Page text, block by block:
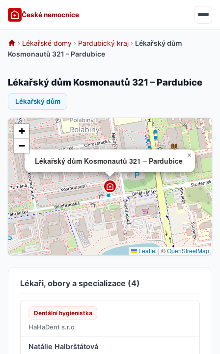
České nemocnice
› Lékařské domy › Pardubický kraj › Lékařský dům
Kosmonautů 321 – Pardubice
Lékařský dům Kosmonautů 321 – Pardubice
Lékařský dům
Lékařský dům Kosmonautů 321 – Pardubice
×
+
−
Leaflet | ©OpenStreetMap
Lékaři, obory a specializace (4)
Dentální hygienistka
HaHaDent s.r.o
Natálie Halbrštátová